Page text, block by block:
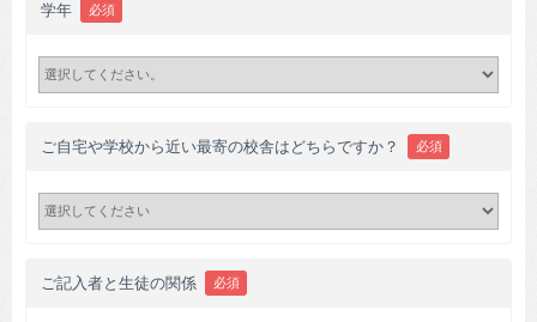
学年 必須
ご自宅や学校から近い最寄の校舎はどちらですか？ 必須
ご記入者と生徒の関係 必須